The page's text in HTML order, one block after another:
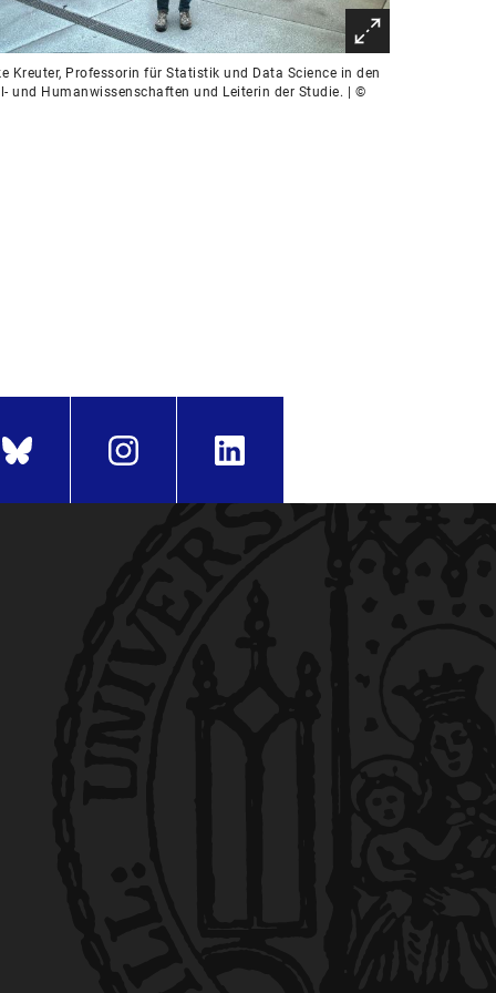
Kreuter, Professorin für Statistik und Data Science in den
und Humanwissenschaften und Leiterin der Studie. | ©